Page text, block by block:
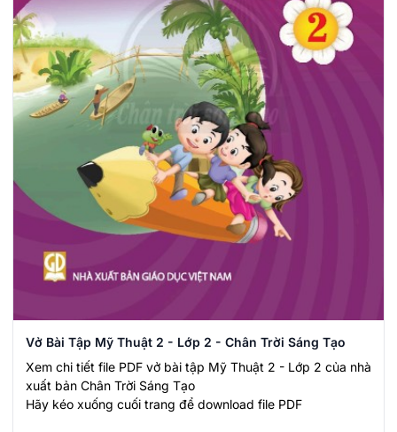
Vở Bài Tập Mỹ Thuật 2 - Lớp 2 - Chân Trời Sáng Tạo
Xem chi tiết file PDF vở bài tập Mỹ Thuật 2 - Lớp 2 của nhà
xuất bản Chân Trời Sáng Tạo
Hãy kéo xuống cuối trang để download file PDF